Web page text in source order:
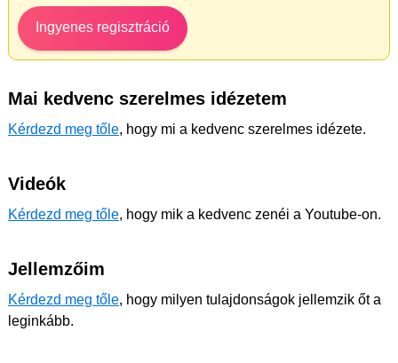
Ingyenes regisztráció
Mai kedvenc szerelmes idézetem
Kérdezd meg tőle, hogy mi a kedvenc szerelmes idézete.
Videók
Kérdezd meg tőle, hogy mik a kedvenc zenéi a Youtube-on.
Jellemzőim
Kérdezd meg tőle, hogy milyen tulajdonságok jellemzik őt a
leginkább.